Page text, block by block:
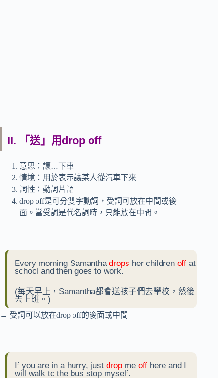
II. 「送」用drop off
意思：讓…下車
情境：用於表示讓某人從汽車下來
詞性：動詞片語
drop off是可分雙字動詞，受詞可放在中間或後
面。當受詞是代名詞時，只能放在中間。
Every morning Samantha drops her children off at
school and then goes to work.
(每天早上，Samantha都會送孩子們去學校，然後
去上班。)
→ 受詞可以放在drop off的後面或中間
If you are in a hurry, just drop me off here and I
will walk to the bus stop myself.